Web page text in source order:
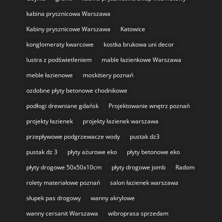
kabina prysznicowa Warszawa
Kabiny prysznicowe Warszawa
Katowice
konglomeraty kwarcowe
kostka brukowa uni decor
lustra z podświetleniem
mable łazienkowe Warszawa
meble łazienowe
moskitiery poznań
ozdobne płyty betonowe chodnikowe
podłogi drewniane gdańsk
Projektowanie wnętrz poznań
projekty łazienek
projekty łazienek warszawa
przepływowe podgrzewacze wody
pustak dz3
pustak dz 3
płyty ażurowe eko
płyty betonowe eko
płyty drogowe 50x50x10cm
płyty drogowe jomb
Radom
rolety materiałowe poznań
salon łazienek warszawa
słupek pas drogowy
wanny akrylowe
wanny cersanit Warszawa
wibroprasa sprzedam